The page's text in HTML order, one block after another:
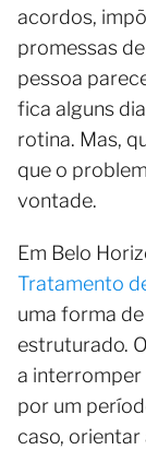
acordos,
promessas
pessoa
fica alguns
rotina. Mas,
que o
vontade.
Em Belo
Tratamento
uma forma
estruturado.
a interromper
por um
caso, orientar